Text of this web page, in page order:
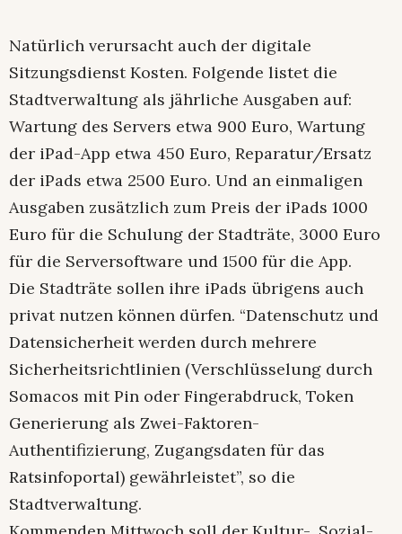
Natürlich verursacht auch der digitale
Sitzungsdienst Kosten. Folgende listet die
Stadtverwaltung als jährliche Ausgaben auf:
Wartung des Servers etwa 900 Euro, Wartung
der iPad-App etwa 450 Euro, Reparatur/Ersatz
der iPads etwa 2500 Euro. Und an einmaligen
Ausgaben zusätzlich zum Preis der iPads 1000
Euro für die Schulung der Stadträte, 3000 Euro
für die Serversoftware und 1500 für die App.
Die Stadträte sollen ihre iPads übrigens auch
privat nutzen können dürfen. “Datenschutz und
Datensicherheit werden durch mehrere
Sicherheitsrichtlinien (Verschlüsselung durch
Somacos mit Pin oder Fingerabdruck, Token
Generierung als Zwei-Faktoren-
Authentifizierung, Zugangsdaten für das
Ratsinfoportal) gewährleistet”, so die
Stadtverwaltung.